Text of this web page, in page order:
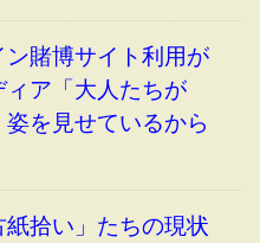
賭博サイト利用が
ア「大人たちが
姿を見せているから
拾い」たちの現状